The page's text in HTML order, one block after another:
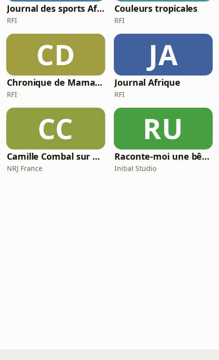
Journal des sports Afrique
RFI
Couleurs tropicales
RFI
CD
Chronique de Mamane
RFI
JA
Journal Afrique
RFI
CC
Camille Combal sur NRJ
NRJ France
RU
Raconte-moi une bêtise
Initial Studio